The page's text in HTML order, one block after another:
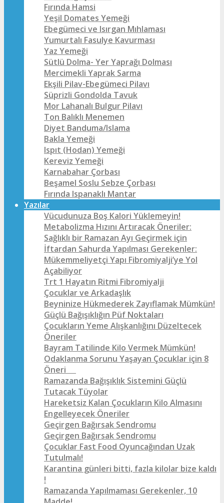
Fırında Hamsi
Yeşil Domates Yemeği
Ebegümeci ve Isırgan Mıhlaması
Yumurtalı Fasulye Kavurması
Yaz Yemeği
Sütlü Dolma- Yer Yaprağı Dolması
Mercimekli Yaprak Sarma
Ekşili Pilav-Ebegümeci Pilavı
Süprizli Gondolda Tavuk
Mor Lahanalı Bulgur Pilavı
Ton Balıklı Menemen
Diyet Banduma/Islama
Bakla Yemeği
Ispıt (Hodan) Yemeği
Kereviz Yemeği
Karnabahar Çorbası
Beşamel Soslu Sebze Çorbası
Fırında Ispanaklı Mantar
Yazılar
Vücudunuza Boş Kalori Yüklemeyin!
Metabolizma Hızını Artıracak Öneriler:
Sağlıklı bir Ramazan Ayı Geçirmek için
İftardan Sahurda Yapılması Gerekenler:
Mükemmeliyetçi Yapı Fibromiyalji’ye Yol
Açabiliyor
Trt 1 Hayatın Ritmi Fibromiyalji
Çocuklar ve Arkadaşlık
Beyninize Hükmederek Zayıflamak Mümkün!
Güçlü Bağışıklığın Püf Noktaları
Çocukların Yeme Alışkanlığını Düzeltecek
Öneriler
Bayram Tatilinde Kilo Vermek Mümkün!
Odaklanma Sorunu Yaşayan Çocuklar için 8
Öneri
Ramazanda Bağışıklık Sistemini Güçlü
Tutacak Tüyolar
Hareketsiz Kalan Çocukların Kilo Almasını
Engelleyecek Öneriler
Geçirgen Bağırsak Sendromu
Geçirgen Bağırsak Sendromu
Çocuklar Fast Food Oyuncağından Uzak
Tutulmalı!
Karantina günleri bitti, fazla kilolar bize kaldı
!
Ramazanda Yapılmaması Gerekenler, 10